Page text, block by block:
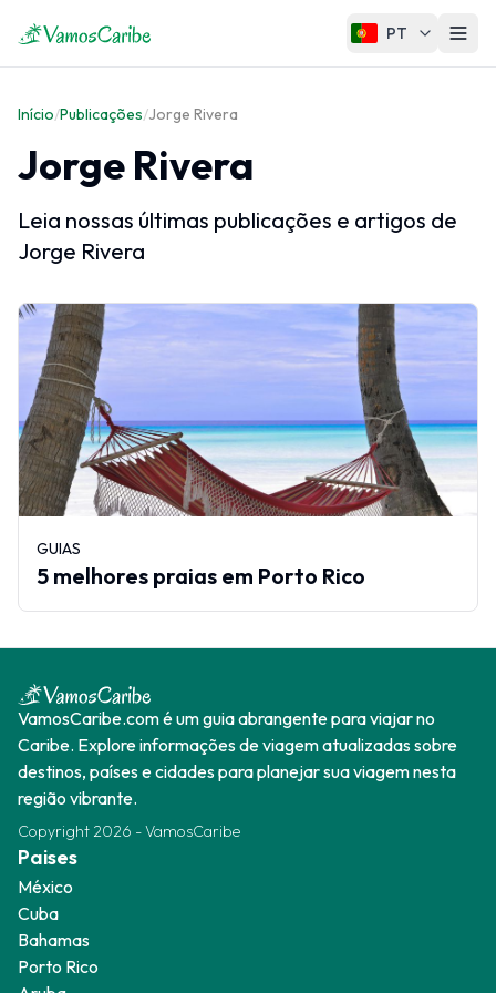
Clima do Caribe
Cruzeiros no Caribe
Regiões do Caribe
Grandes Antilhas
Pequenas Antilhas
Ilhas ABC
Caribe Francês
Caribe Neerlandês
Outras
PT
Início/Publicações/Jorge Rivera
Jorge Rivera
Leia nossas últimas publicações e artigos de
Jorge Rivera
GUIAS
5 melhores praias em Porto Rico
VamosCaribe.com é um guia abrangente para viajar no
Caribe. Explore informações de viagem atualizadas sobre
destinos, países e cidades para planejar sua viagem nesta
região vibrante.
Copyright 2026 -VamosCaribe
Paises
México
Cuba
Bahamas
Porto Rico